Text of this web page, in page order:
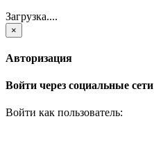
Загрузка....
×
Авторизация
Войти через социальные сети
Войти как пользователь: